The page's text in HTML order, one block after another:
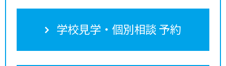
学校見学・個別相談 予約